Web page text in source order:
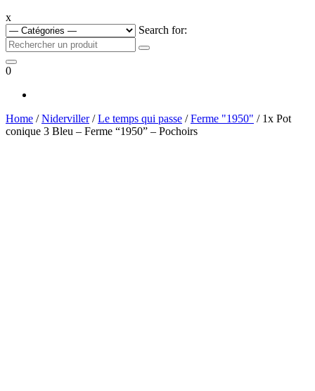
x
Search for:
0
Home /Niderviller/Le temps qui passe /Ferme "1950" / 1x Pot
conique 3 Bleu – Ferme “1950” – Pochoirs